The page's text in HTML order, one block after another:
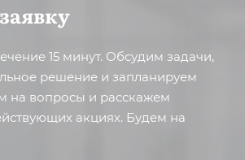
15 минут. Обсудим задачи,
решение и запланируем
на вопросы и расскажем
акциях. Будем на